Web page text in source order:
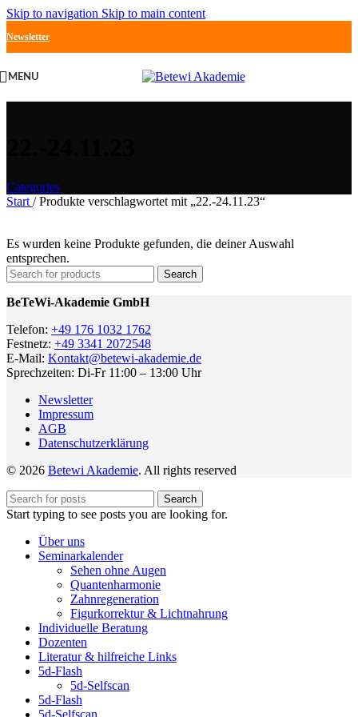
Skip to navigation Skip to main content
Newsletter
MENU
Categories
Start / Produkte verschlagwortet mit „22.-24.11.23“
Es wurden keine Produkte gefunden, die deiner Auswahl
entsprechen.
Search
BeTeWi-Akademie GmbH
Telefon: +49 176 1032 1762
Festnetz: +49 3341 2072548
E-Mail: Kontakt@betewi-akademie.de
Sprechzeiten: Di-Fr 11:00 – 13:00 Uhr
Newsletter
Impressum
AGB
Datenschutzerklärung
© 2026 Betewi Akademie. All rights reserved
Search
Start typing to see posts you are looking for.
Über uns
Seminarkalender
Sehen ohne Augen
Quantenharmonie
Zahnregeneration
Figurkorrektur & Lichtnahrung
Individuelle Beratung
Dozenten
Literatur & hilfreiche Links
5d-Flash
5d-Selfscan
5d-Flash
5d-Selfscan